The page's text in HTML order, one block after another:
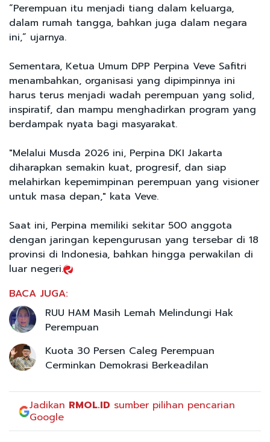
“Perempuan itu menjadi tiang dalam keluarga,
dalam rumah tangga, bahkan juga dalam negara
ini,” ujarnya.
Sementara, Ketua Umum DPP Perpina Veve Safitri
menambahkan, organisasi yang dipimpinnya ini
harus terus menjadi wadah perempuan yang solid,
inspiratif, dan mampu menghadirkan program yang
berdampak nyata bagi masyarakat.
"Melalui Musda 2026 ini, Perpina DKI Jakarta
diharapkan semakin kuat, progresif, dan siap
melahirkan kepemimpinan perempuan yang visioner
untuk masa depan," kata Veve.
Saat ini, Perpina memiliki sekitar 500 anggota
dengan jaringan kepengurusan yang tersebar di 18
provinsi di Indonesia, bahkan hingga perwakilan di
luar negeri.
BACA JUGA:
RUU HAM Masih Lemah Melindungi Hak
Perempuan
Kuota 30 Persen Caleg Perempuan
Cerminkan Demokrasi Berkeadilan
Jadikan RMOL.ID sumber pilihan pencarian
Google